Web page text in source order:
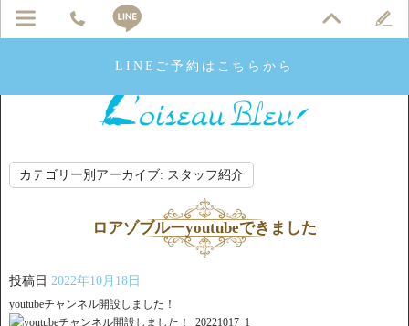
LINEご予約はこちらから
カテゴリー別アーカイブ: スタッフ紹介
ロアゾブルーyoutubeできました
投稿日 2022年10月18日
youtubeチャンネル開設しました！